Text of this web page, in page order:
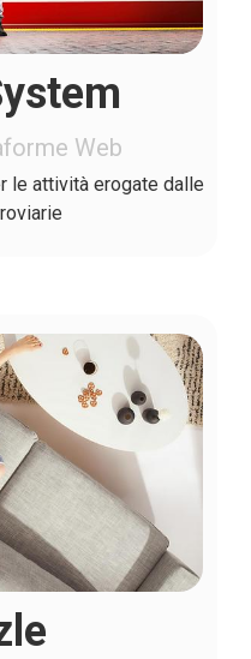
Web
le attività erogate dalle